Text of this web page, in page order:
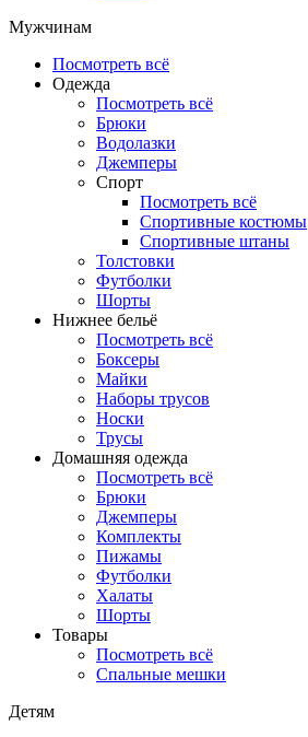
Мужчинам
Посмотреть всё
Одежда
Посмотреть всё
Брюки
Водолазки
Джемперы
Спорт
Посмотреть всё
Спортивные костюмы
Спортивные штаны
Толстовки
Футболки
Шорты
Нижнее бельё
Посмотреть всё
Боксеры
Майки
Наборы трусов
Носки
Трусы
Домашняя одежда
Посмотреть всё
Брюки
Джемперы
Комплекты
Пижамы
Футболки
Халаты
Шорты
Товары
Посмотреть всё
Спальные мешки
Детям